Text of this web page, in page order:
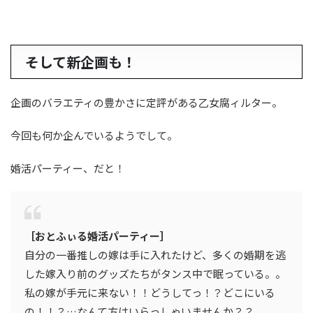
そして新企画も！
企画のバラエティの豊かさに定評がある乙女腐ィルター。
今回も何か企んでいるようでして。
婚活パーティー、だと！
［おとふぃる婚活パーティー］
自分の一番推しの嫁は手に入れたけど、多くの婚期を逃
した嫁入り前のグッズたちがタンス中で眠っている。。
私の嫁が手元に来ない！！どうしてっ！？どこにいる